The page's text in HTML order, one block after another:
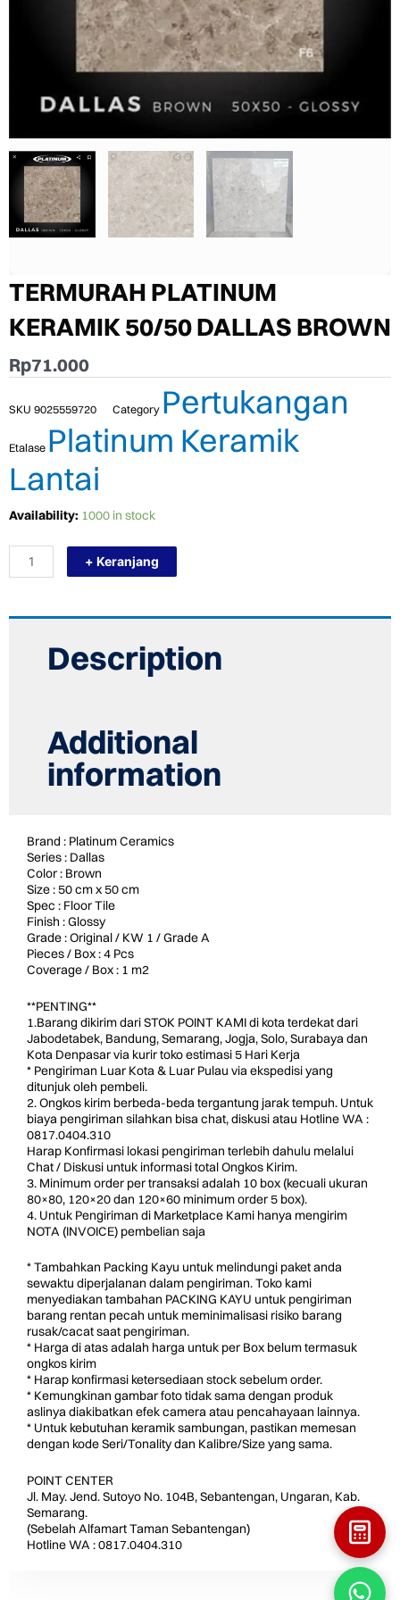
TERMURAH PLATINUM
KERAMIK 50/50 DALLAS BROWN
Rp71.000
SKU 9025559720 Category Pertukangan
Etalase Platinum Keramik
Lantai
Availability: 1000 in stock
TERMURAH
KERAMIK
50/50
DALLAS
+ Keranjang
Description
Additional
information
Brand : Platinum Ceramics
Series : Dallas
Color : Brown
Size : 50 cm x 50 cm
Spec : Floor Tile
Finish : Glossy
Grade : Original / KW 1 / Grade A
Pieces / Box : 4 Pcs
Coverage / Box : 1 m2
**PENTING**
1.Barang dikirim dari STOK POINT KAMI di kota terdekat dari
Jabodetabek, Bandung, Semarang, Jogja, Solo, Surabaya dan
Kota Denpasar via kurir toko estimasi 5 Hari Kerja
* Pengiriman Luar Kota & Luar Pulau via ekspedisi yang
ditunjuk oleh pembeli.
2. Ongkos kirim berbeda-beda tergantung jarak tempuh. Untuk
biaya pengiriman silahkan bisa chat, diskusi atau Hotline WA :
0817.0404.310
Harap Konfirmasi lokasi pengiriman terlebih dahulu melalui
Chat / Diskusi untuk informasi total Ongkos Kirim.
3. Minimum order per transaksi adalah 10 box (kecuali ukuran
80×80, 120×20 dan 120×60 minimum order 5 box).
4. Untuk Pengiriman di Marketplace Kami hanya mengirim
NOTA (INVOICE) pembelian saja
* Tambahkan Packing Kayu untuk melindungi paket anda
sewaktu diperjalanan dalam pengiriman. Toko kami
menyediakan tambahan PACKING KAYU untuk pengiriman
barang rentan pecah untuk meminimalisasi risiko barang
rusak/cacat saat pengiriman.
* Harga di atas adalah harga untuk per Box belum termasuk
ongkos kirim
* Harap konfirmasi ketersediaan stock sebelum order.
* Kemungkinan gambar foto tidak sama dengan produk
aslinya diakibatkan efek camera atau pencahayaan lainnya.
* Untuk kebutuhan keramik sambungan, pastikan memesan
dengan kode Seri/Tonality dan Kalibre/Size yang sama.
POINT CENTER
Jl. May. Jend. Sutoyo No. 104B, Sebantengan, Ungaran, Kab.
Semarang.
(Sebelah Alfamart Taman Sebantengan)
Hotline WA : 0817.0404.310